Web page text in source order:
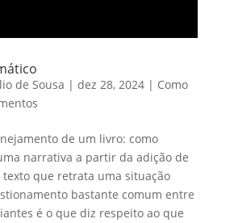
de Sousa | dez 28, 2024| Como
de um livro: como
narrativa a partir da adição de
que retrata uma situação
bastante comum entre
é o que diz respeito ao que